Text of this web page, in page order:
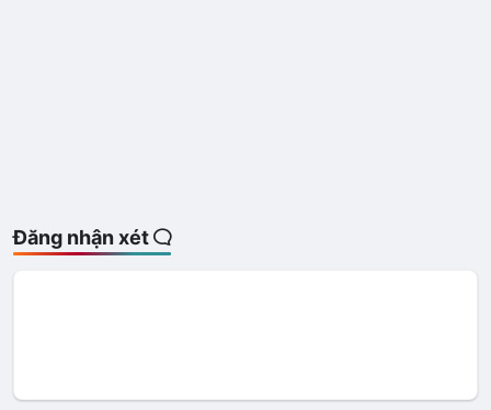
Đăng nhận xét